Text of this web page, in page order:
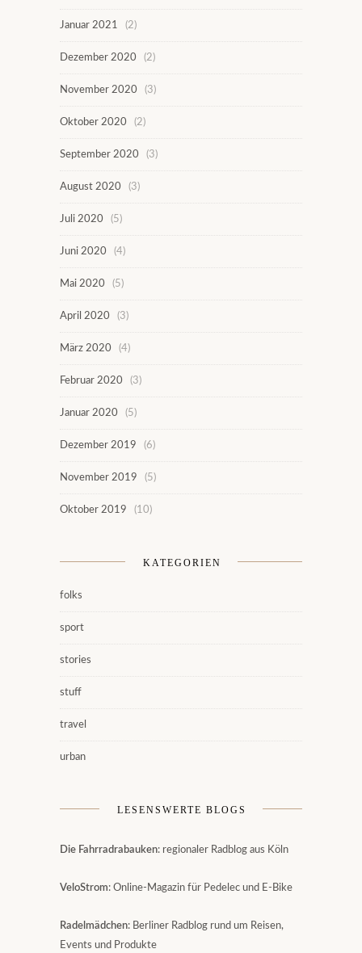
Januar 2021 (2)
Dezember 2020 (2)
November 2020 (3)
Oktober 2020 (2)
September 2020 (3)
August 2020 (3)
Juli 2020 (5)
Juni 2020 (4)
Mai 2020 (5)
April 2020 (3)
März 2020 (4)
Februar 2020 (3)
Januar 2020 (5)
Dezember 2019 (6)
November 2019 (5)
Oktober 2019 (10)
KATEGORIEN
folks
sport
stories
stuff
travel
urban
LESENSWERTE BLOGS
Die Fahrradrabauken: regionaler Radblog aus Köln
VeloStrom: Online-Magazin für Pedelec und E-Bike
Radelmädchen: Berliner Radblog rund um Reisen,
Events und Produkte